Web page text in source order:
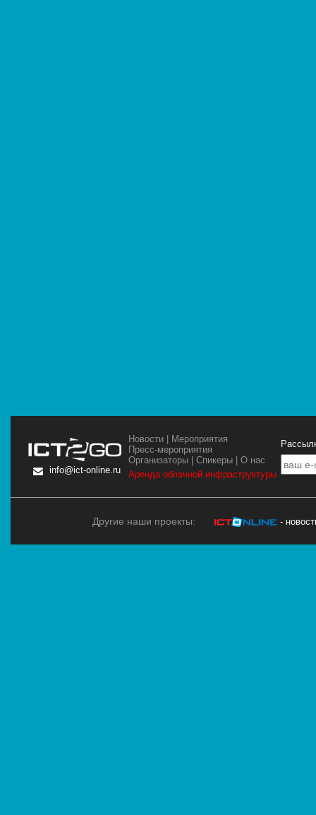
info@ict-online.ru
Новости
Мероприятия
Пресс-мероприятия
Организаторы |Спикеры |О нас
Аренда облачной инфраструктуры
Другие наши проекты: -